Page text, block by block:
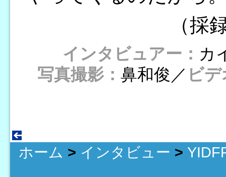
（採
インタビュアー： カ
写真撮影：鼻和俊／ ビ
ホーム > インタビュー >